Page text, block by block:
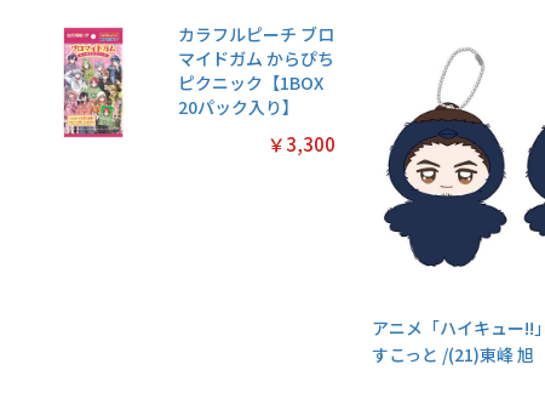
カラフルピーチ ブロ
マイドガム からぴち
ピクニック【1BOX
20パック入り】
￥3,300
アニメ「ハイキュー!!
すこっと /(21)東峰 旭